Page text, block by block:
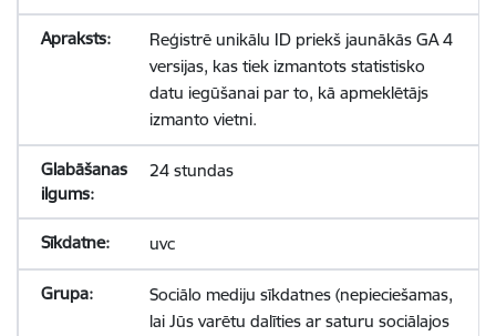
Reģistrē unikālu ID priekš jaunākās GA 4
versijas, kas tiek izmantots statistisko
datu iegūšanai par to, kā apmeklētājs
izmanto vietni.
24 stundas
uvc
Sociālo mediju sīkdatnes (nepieciešamas,
lai Jūs varētu dalīties ar saturu sociālajos